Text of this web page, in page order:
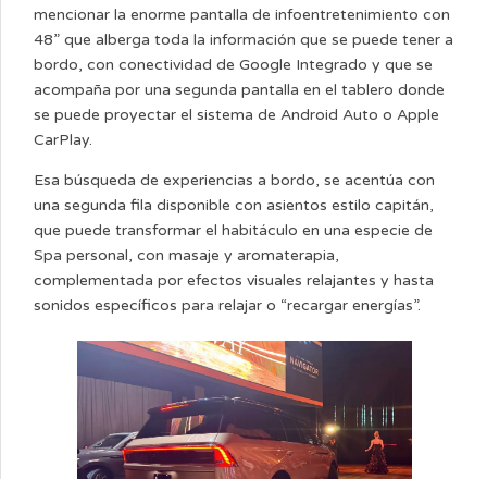
mencionar la enorme pantalla de infoentretenimiento con
48” que alberga toda la información que se puede tener a
bordo, con conectividad de Google Integrado y que se
acompaña por una segunda pantalla en el tablero donde
se puede proyectar el sistema de Android Auto o Apple
CarPlay.
Esa búsqueda de experiencias a bordo, se acentúa con
una segunda fila disponible con asientos estilo capitán,
que puede transformar el habitáculo en una especie de
Spa personal, con masaje y aromaterapia,
complementada por efectos visuales relajantes y hasta
sonidos específicos para relajar o “recargar energías”.